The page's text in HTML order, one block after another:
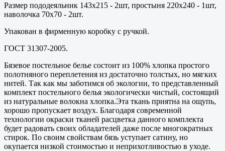
Размер пододеяльник 143х215 - 2шт, простыня 220х240 - 1шт,
наволочка 70х70 - 2шт.
Упакован в фирменную коробку с ручкой.
ГОСТ 31307-2005.
Бязевое постельное белье состоит из 100% хлопка простого
полотняного переплетения из достаточно толстых, но мягких
нитей. Так как мы заботимся об экологии, то представленный
комплект постельного белья экологически чистый, состоящий
из натуральные волокна хлопка.Эта ткань приятна на ощупь,
хорошо пропускает воздух. Благодаря современной
технологии окраски тканей расцветка данного комплекта
будет радовать своих обладателей даже после многократных
стирок. По своим свойствам бязь уступает сатину, но
окупается низкой стоимостью и неприхотливостью в уходе.